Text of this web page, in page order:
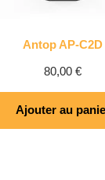
Antop AP-C2D
80,00 €
Ajouter au